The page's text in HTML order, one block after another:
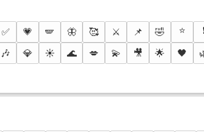
✅ 💗 🪽 🦋 🥰 ⚔️ 📌 🤣 ⭐
🎶 💎 ☀️ 🌊 💋 💫 🎥 🌟 🖤